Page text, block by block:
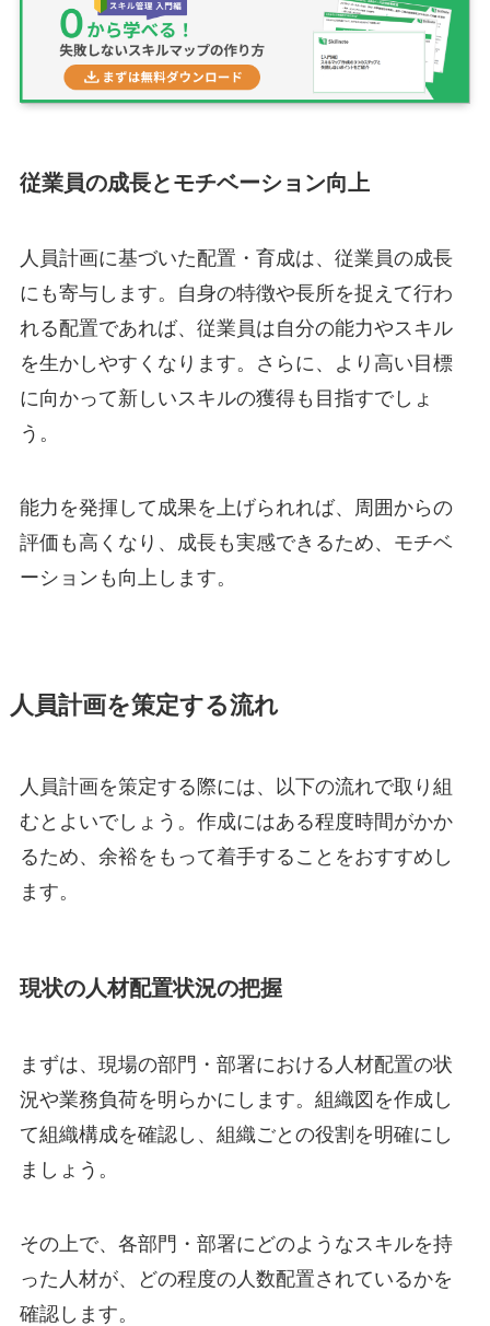
従業員の成長とモチベーション向上
人員計画に基づいた配置・育成は、従業員の成長
にも寄与します。自身の特徴や長所を捉えて行わ
れる配置であれば、従業員は自分の能力やスキル
を生かしやすくなります。さらに、より高い目標
に向かって新しいスキルの獲得も目指すでしょ
う。
能力を発揮して成果を上げられれば、周囲からの
評価も高くなり、成長も実感できるため、モチベ
ーションも向上します。
人員計画を策定する流れ
人員計画を策定する際には、以下の流れで取り組
むとよいでしょう。作成にはある程度時間がかか
るため、余裕をもって着手することをおすすめし
ます。
現状の人材配置状況の把握
まずは、現場の部門・部署における人材配置の状
況や業務負荷を明らかにします。組織図を作成し
て組織構成を確認し、組織ごとの役割を明確にし
ましょう。
その上で、各部門・部署にどのようなスキルを持
った人材が、どの程度の人数配置されているかを
確認します。